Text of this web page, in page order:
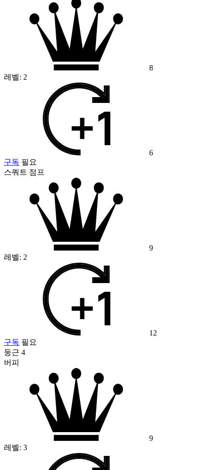
8
레벨: 2
6
구독 필요
스쿼트 점프
9
레벨: 2
12
구독 필요
둥근 4
버피
9
레벨: 3